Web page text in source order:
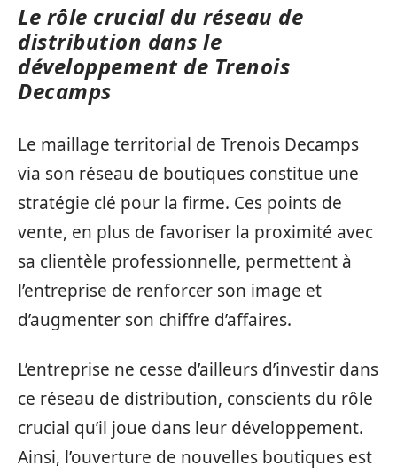
Le rôle crucial du réseau de
distribution dans le
développement de Trenois
Decamps
Le maillage territorial de Trenois Decamps
via son réseau de boutiques constitue une
stratégie clé pour la firme. Ces points de
vente, en plus de favoriser la proximité avec
sa clientèle professionnelle, permettent à
l’entreprise de renforcer son image et
d’augmenter son chiffre d’affaires.
L’entreprise ne cesse d’ailleurs d’investir dans
ce réseau de distribution, conscients du rôle
crucial qu’il joue dans leur développement.
Ainsi, l’ouverture de nouvelles boutiques est